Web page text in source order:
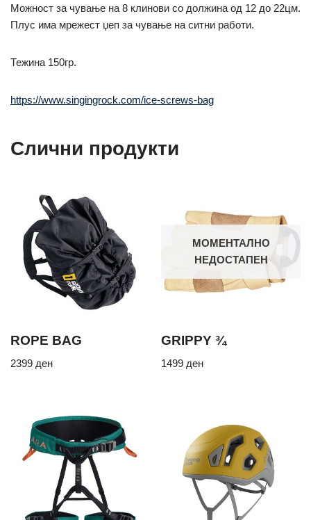
Можност за чување на 8 клинови со должина од 12 до 22цм.
Плус има мрежест џеп за чување на ситни работи.
Тежина 150гр.
https://www.singingrock.com/ice-screws-bag
Слични продукти
ROPE BAG
2399 ден
МОМЕНТАЛНО
НЕДОСТАПЕН
GRIPPY ¾
1499 ден